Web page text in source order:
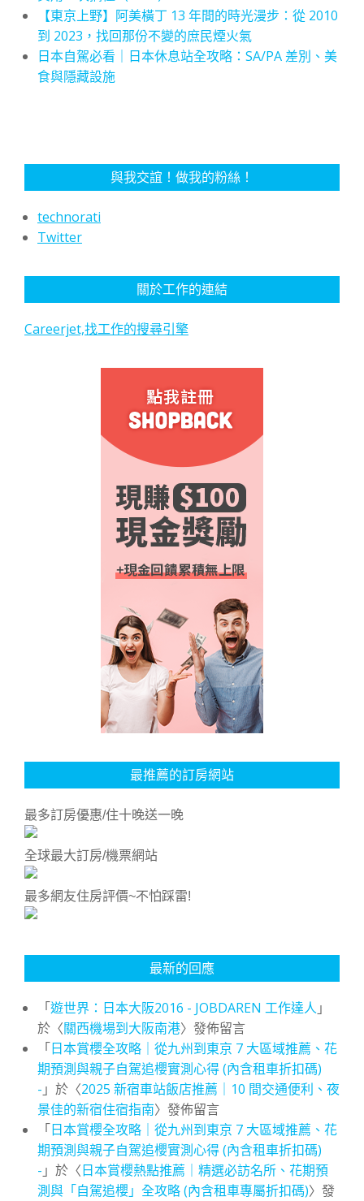
【東京上野】阿美橫丁 13 年間的時光漫步：從 2010
到 2023，找回那份不變的庶民煙火氣
日本自駕必看｜日本休息站全攻略：SA/PA 差別、美
食與隱藏設施
與我交誼！做我的粉絲！
technorati
Twitter
關於工作的連結
Careerjet,找工作的搜尋引擎
最推薦的訂房網站
最多訂房優惠/住十晚送一晚
全球最大訂房/機票網站
最多網友住房評價~不怕踩雷!
最新的回應
「遊世界：日本大阪2016 - JOBDAREN 工作達人 」
於〈關西機場到大阪南港〉發佈留言
「日本賞櫻全攻略｜從九州到東京 7 大區域推薦、花
期預測與親子自駕追櫻實測心得 (內含租車折扣碼)
- 」於〈2025 新宿車站飯店推薦｜10 間交通便利、夜
景佳的新宿住宿指南〉發佈留言
「日本賞櫻全攻略｜從九州到東京 7 大區域推薦、花
期預測與親子自駕追櫻實測心得 (內含租車折扣碼)
- 」於〈日本賞櫻熱點推薦｜精選必訪名所、花期預
測與「自駕追櫻」全攻略 (內含租車專屬折扣碼)〉發